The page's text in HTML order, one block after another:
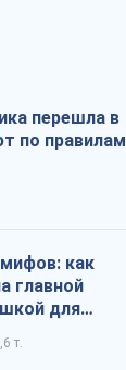
перешла в
по правилам
как
главной
для
т.